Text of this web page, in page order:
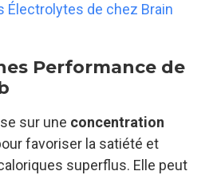
Électrolytes de chez Brain
Performance de
sur une concentration
favoriser la satiété et
superflus. Elle peut